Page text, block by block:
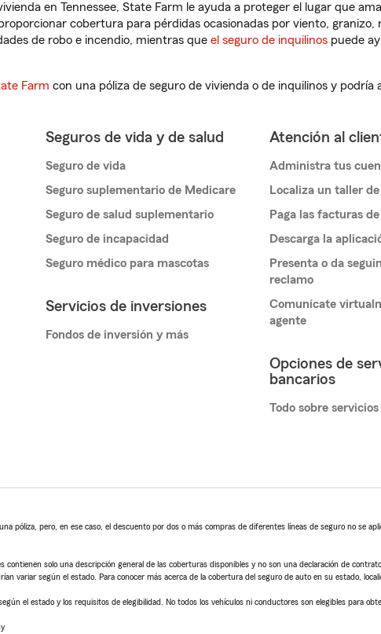
en Tennessee, State Farm le ayuda a proteger el lugar que
cobertura para pérdidas ocasionadas por viento, granizo,
de robo e incendio, mientras que el seguro de inquilinos puede
Farm con una póliza de seguro de vivienda o de inquilinos y podría
Seguros de vida y de salud
Seguro de vida
Seguro suplementario de Medicare
Seguro de salud suplementario
Seguro de incapacidad
Seguro médico para mascotas
Servicios de inversiones
Fondos de inversión y más
Atención al
Administra tus
Localiza un taller
Paga las facturas
Descarga la
Presenta o da
reclamo
Comunícate
agente
Opciones de
bancarios
Todo sobre
póliza, pero, en ese caso, el descuento por dos o más compras de diferentes líneas de seguro no se
contienen solo una descripción general de las coberturas disponibles y no son una declaración de
variar según el estado. Para conocer más acerca de la cobertura del seguro de auto en su estado,
el estado y los requisitos de elegibilidad. No todos los vehículos ni conductores son elegibles para